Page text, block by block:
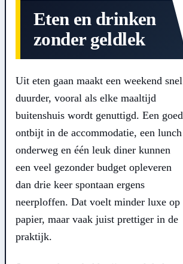
Eten en drinken
zonder geldlek
Uit eten gaan maakt een weekend snel
duurder, vooral als elke maaltijd
buitenshuis wordt genuttigd. Een goed
ontbijt in de accommodatie, een lunch
onderweg en één leuk diner kunnen
een veel gezonder budget opleveren
dan drie keer spontaan ergens
neerploffen. Dat voelt minder luxe op
papier, maar vaak juist prettiger in de
praktijk.